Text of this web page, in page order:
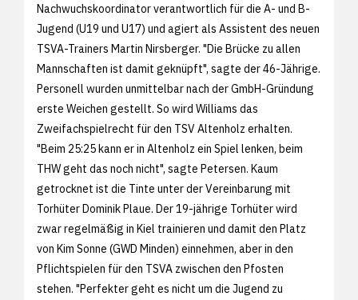
Nachwuchskoordinator verantwortlich für die A- und B-
Jugend (U19 und U17) und agiert als Assistent des neuen
TSVA-Trainers Martin Nirsberger. "Die Brücke zu allen
Mannschaften ist damit geknüpft", sagte der 46-Jährige.
Personell wurden unmittelbar nach der GmbH-Gründung
erste Weichen gestellt. So wird Williams das
Zweifachspielrecht für den TSV Altenholz erhalten.
"Beim 25:25 kann er in Altenholz ein Spiel lenken, beim
THW geht das noch nicht", sagte Petersen. Kaum
getrocknet ist die Tinte unter der Vereinbarung mit
Torhüter Dominik Plaue. Der 19-jährige Torhüter wird
zwar regelmäßig in Kiel trainieren und damit den Platz
von Kim Sonne (GWD Minden) einnehmen, aber in den
Pflichtspielen für den TSVA zwischen den Pfosten
stehen. "Perfekter geht es nicht um die Jugend zu